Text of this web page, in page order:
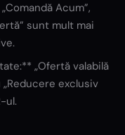
Acum”,
sunt mult mai
„Ofertă valabilă
„Reducere exclusiv
ul.